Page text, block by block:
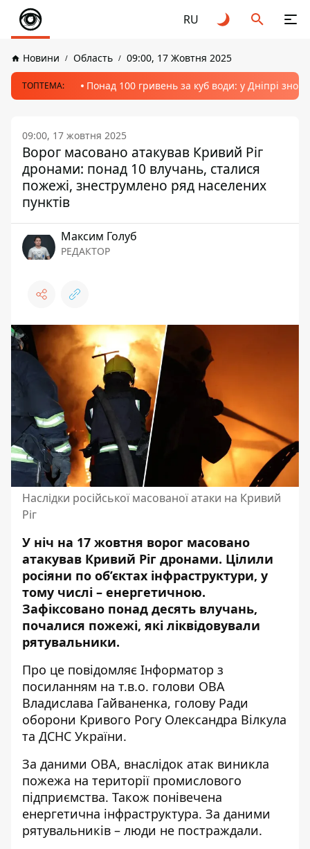
RU
Новини Область 09:00, 17 Жовтня 2025
ТОПТЕМА: Понад 100 гривень за куб води: у Дніпрі
09:00, 17 жовтня 2025
Ворог масовано атакував Кривий Ріг
дронами: понад 10 влучань, сталися
пожежі, знеструмлено ряд населених
пунктів
Максим Голуб
РЕДАКТОР
Наслідки російської масованої атаки на Кривий
Ріг
У ніч на 17 жовтня ворог масовано
атакував Кривий Ріг дронами. Цілили
росіяни по об’єктах інфраструктури, у
тому числі – енергетичною.
Зафіксовано понад десять влучань,
почалися пожежі, які ліквідовували
рятувальники.
Про це повідомляє Інформатор з
посиланням на т.в.о. голови ОВА
Владислава Гайваненка, голову Ради
оборони Кривого Рогу Олександра Вілкула
та ДСНС України.
За даними ОВА, внаслідок атак виникла
пожежа на території промислового
підприємства. Також понівечена
енергетична інфраструктура. За даними
рятувальників – люди не постраждали.